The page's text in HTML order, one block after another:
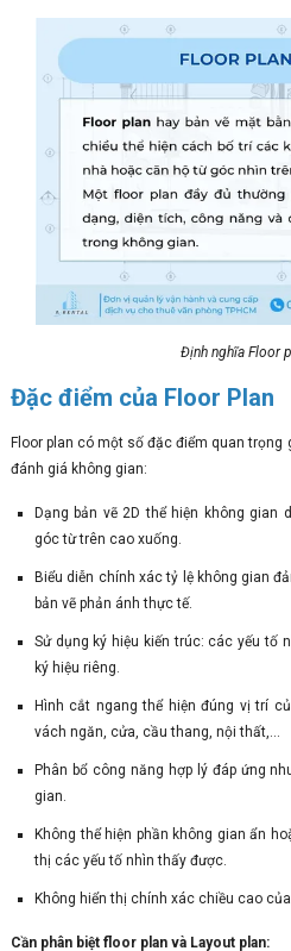
Định nghĩa Floor
Đặc điểm của Floor Plan
Floor plan có một số đặc điểm quan trọng
đánh giá không gian:
Dạng bản vẽ 2D thể hiện không gian
góc từ trên cao xuống.
Biểu diễn chính xác tỷ lệ không gian
bản vẽ phản ánh thực tế.
Sử dụng ký hiệu kiến trúc: các yếu tố
ký hiệu riêng.
Hình cắt ngang thể hiện đúng vị trí
vách ngăn, cửa, cầu thang, nội thất,...
Phân bổ công năng hợp lý đáp ứng
gian.
Không thể hiện phần không gian ẩn
thị các yếu tố nhìn thấy được.
Không hiển thị chính xác chiều cao
Cần phân biệt floor plan và Layout plan: